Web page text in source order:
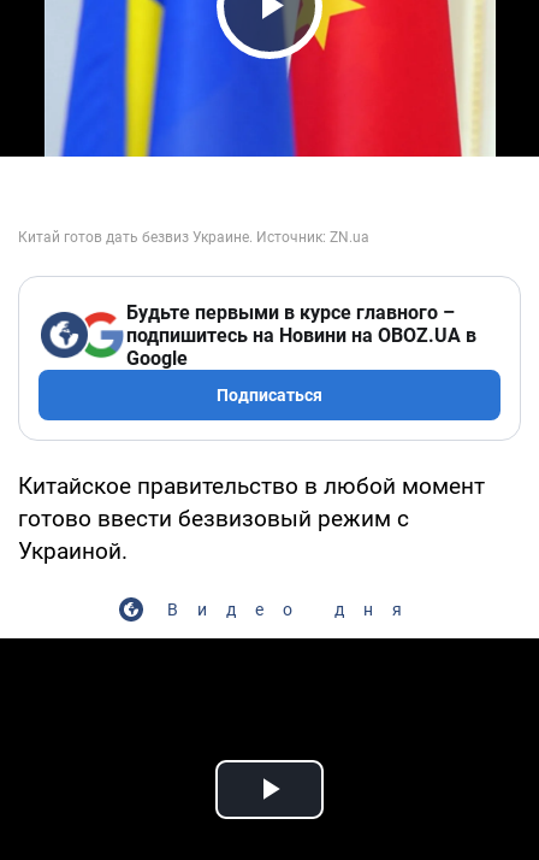
Play Video
Будьте первыми в курсе главного –
подпишитесь на Новини на OBOZ.UA в
Google
Подписаться
Китайское правительство в любой момент
готово ввести безвизовый режим с
Украиной.
Видео дня
Play Video